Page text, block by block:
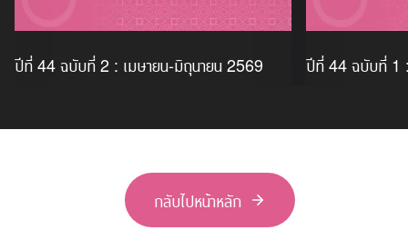
ปีที่ 44 ฉบับที่ 2 : เมษายน-มิถุนายน 2569 ปีที่ 44 ฉบับที่ 1
กลับไปหน้าหลัก